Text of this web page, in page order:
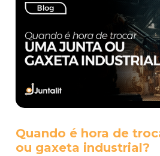
Quando é hora de
ou gaxeta industrial?